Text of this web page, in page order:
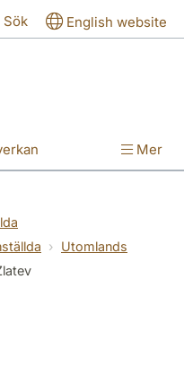
Sök English website
Mer
Utomlands